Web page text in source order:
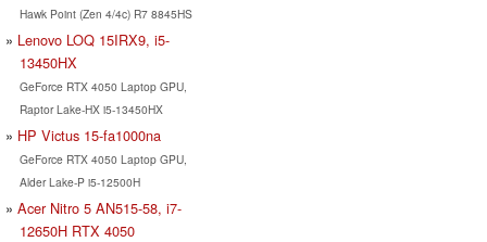
Hawk Point (Zen 4/4c) R7 8845HS
Lenovo LOQ 15IRX9, i5-
13450HX
GeForce RTX 4050 Laptop GPU,
Raptor Lake-HX i5-13450HX
HP Victus 15-fa1000na
GeForce RTX 4050 Laptop GPU,
Alder Lake-P i5-12500H
Acer Nitro 5 AN515-58, i7-
12650H RTX 4050